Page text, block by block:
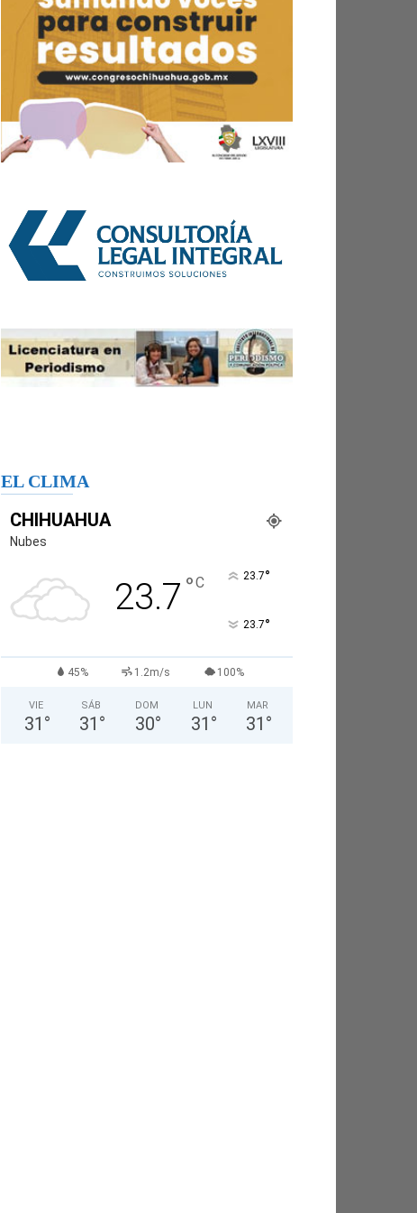
EL CLIMA
CHIHUAHUA
Nubes
23.7 °C 23.7°
23.7°
45% 1.2m/s 100%
VIE
31 °
SÁB
31 °
DOM
30°
LUN
31 °
MAR
31 °